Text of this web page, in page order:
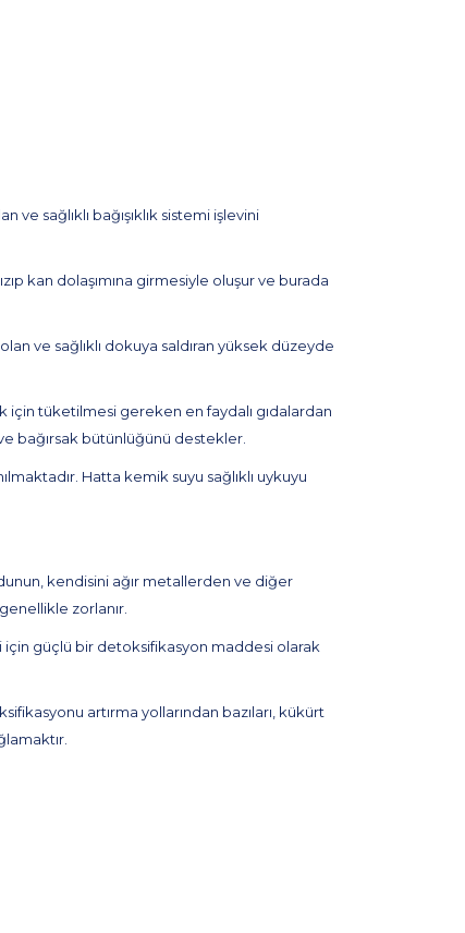
sağlıklı bağışıklık sistemi işlevini
kan dolaşımına girmesiyle oluşur ve burada
ve sağlıklı dokuya saldıran yüksek düzeyde
için tüketilmesi gereken en faydalı gıdalardan
bağırsak bütünlüğünü destekler.
Hatta kemik suyu sağlıklı uykuyu
kendisini ağır metallerden ve diğer
zorlanır.
için güçlü bir detoksifikasyon maddesi olarak
artırma yollarından bazıları, kükürt